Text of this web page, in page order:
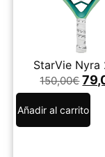
StarVie Nyra
150,00€
Añadir al carrito